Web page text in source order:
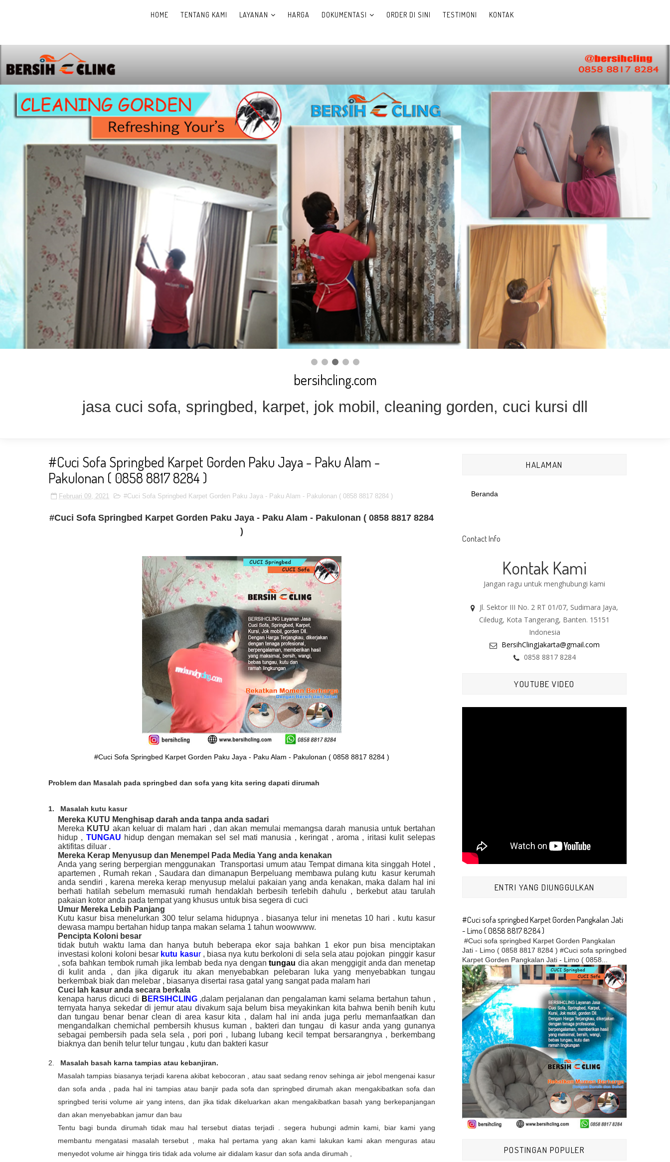
HOME TENTANG KAMI LAYANAN HARGA DOKUMENTASI ORDER DI SINI TESTIMONI KONTAK
bersihcling.com
jasa cuci sofa, springbed, karpet, jok mobil, cleaning gorden, cuci kursi dll
#Cuci Sofa Springbed Karpet Gorden Paku Jaya - Paku Alam -
Pakulonan ( 0858 8817 8284 )
Februari 09, 2021 #Cuci Sofa Springbed Karpet Gorden Paku Jaya - Paku Alam - Pakulonan ( 0858 8817 8284 )
#Cuci Sofa Springbed Karpet Gorden Paku Jaya - Paku Alam - Pakulonan ( 0858 8817 8284
)
#Cuci Sofa Springbed Karpet Gorden Paku Jaya - Paku Alam - Pakulonan ( 0858 8817 8284 )
Problem dan Masalah pada springbed dan sofa yang kita sering dapati dirumah
1. Masalah kutu kasur
Mereka KUTU Menghisap darah anda tanpa anda sadari
Mereka KUTU akan keluar di malam hari , dan akan memulai memangsa darah manusia untuk bertahan
hidup , TUNGAU hidup dengan memakan sel sel mati manusia , keringat , aroma , iritasi kulit selepas
aktifitas diluar .
Mereka Kerap Menyusup dan Menempel Pada Media Yang anda kenakan
Anda yang sering berpergian menggunakan Transportasi umum atau Tempat dimana kita singgah Hotel ,
apartemen , Rumah rekan , Saudara dan dimanapun Berpeluang membawa pulang kutu kasur kerumah
anda sendiri , karena mereka kerap menyusup melalui pakaian yang anda kenakan, maka dalam hal ini
berhati hatilah sebelum memasuki rumah hendaklah berbesih terlebih dahulu , berkebut atau tarulah
pakaian kotor anda pada tempat yang khusus untuk bisa segera di cuci
Umur Mereka Lebih Panjang
Kutu kasur bisa menelurkan 300 telur selama hidupnya . biasanya telur ini menetas 10 hari . kutu kasur
dewasa mampu bertahan hidup tanpa makan selama 1 tahun woowwww.
Pencipta Koloni besar
tidak butuh waktu lama dan hanya butuh beberapa ekor saja bahkan 1 ekor pun bisa menciptakan
investasi koloni koloni besar kutu kasur , biasa nya kutu berkoloni di sela sela atau pojokan pinggir kasur
, sofa bahkan tembok rumah jika lembab beda nya dengantungau dia akan menggigit anda dan menetap
di kulit anda , dan jika digaruk itu akan menyebabkan pelebaran luka yang menyebabkan tungau
berkembak biak dan melebar , biasanya disertai rasa gatal yang sangat pada malam hari
Cuci lah kasur anda secara berkala
kenapa harus dicuci di B ERSIHCLING,dalam perjalanan dan pengalaman kami selama bertahun tahun ,
ternyata hanya sekedar di jemur atau divakum saja belum bisa meyakinkan kita bahwa benih benih kutu
dan tungau benar benar clean di area kasur kita , dalam hal ini anda juga perlu memanfaatkan dan
mengandalkan chemichal pembersih khusus kuman , bakteri dan tungau di kasur anda yang gunanya
sebagai pembersih pada sela sela , pori pori , lubang lubang kecil tempat bersarangnya , berkembang
biaknya dan benih telur telur tungau , kutu dan bakteri kasur
2.
Masalah basah karna tampias atau kebanjiran.
Masalah tampias biasanya terjadi karena akibat kebocoran , atau saat sedang renov sehinga air jebol mengenai kasur
dan sofa anda , pada hal ini tampias atau banjir pada sofa dan springbed dirumah akan mengakibatkan sofa dan
springbed terisi volume air yang intens, dan jika tidak dikeluarkan akan mengakibatkan basah yang berkepanjangan
dan akan menyebabkan jamur dan bau
Tentu bagi bunda dirumah tidak mau hal tersebut diatas terjadi . segera hubungi admin kami, biar kami yang
membantu mengatasi masalah tersebut , maka hal pertama yang akan kami lakukan kami akan menguras atau
menyedot volume air hingga tiris tidak ada volume air didalam kasur dan sofa anda dirumah ,
HALAMAN
Beranda
Contact Info
Kontak Kami
Jangan ragu untuk menghubungi kami
Jl. Sektor III No. 2 RT 01/07, Sudimara Jaya,
Ciledug, Kota Tangerang, Banten. 15151
Indonesia
BersihClingJakarta@gmail.com
0858 8817 8284
YOUTUBE VIDEO
ENTRI YANG DIUNGGULKAN
#Cuci sofa springbed Karpet Gorden Pangkalan Jati
- Limo ( 0858 8817 8284 )
#Cuci sofa springbed Karpet Gorden Pangkalan
Jati - Limo ( 0858 8817 8284 ) #Cuci sofa springbed
Karpet Gorden Pangkalan Jati - Limo ( 0858...
POSTINGAN POPULER